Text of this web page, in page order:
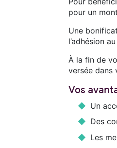
pour un
Une
l’adhésion
À la fin de
versée dans
Vos
Un
Des
Les